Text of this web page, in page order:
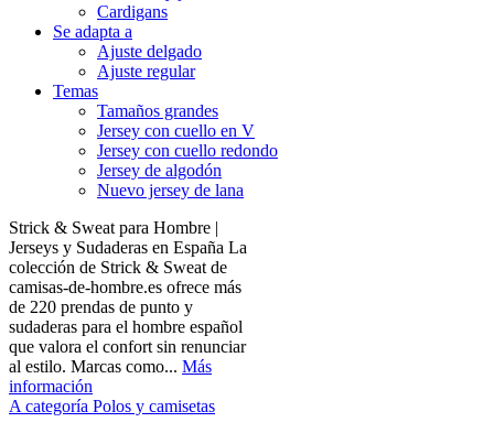
Cardigans
Se adapta a
Ajuste delgado
Ajuste regular
Temas
Tamaños grandes
Jersey con cuello en V
Jersey con cuello redondo
Jersey de algodón
Nuevo jersey de lana
Strick & Sweat para Hombre |
Jerseys y Sudaderas en España La
colección de Strick & Sweat de
camisas-de-hombre.es ofrece más
de 220 prendas de punto y
sudaderas para el hombre español
que valora el confort sin renunciar
al estilo. Marcas como... Más
información
A categoría Polos y camisetas